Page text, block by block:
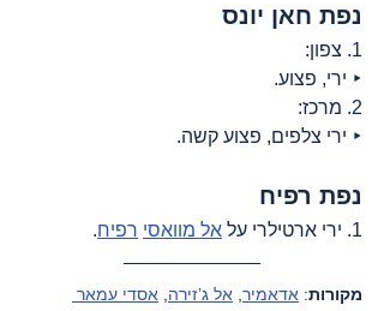
נפת חאן יונס
1. צפון:
‣ ירי, פצוע.
2. מרכז:
‣ ירי צלפים, פצוע קשה.
נפת רפיח
1. ירי ארטילרי על אל מוואסי רפיח.
מקורות: אדאמיר אל ג’זירה
אסדי עמאר